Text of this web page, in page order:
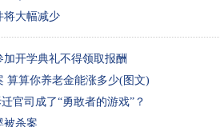
将大幅减少
开学典礼不得领取报酬
算算你养老金能涨多少(图文)
官司成了“勇敢者的游戏”？
被杀案